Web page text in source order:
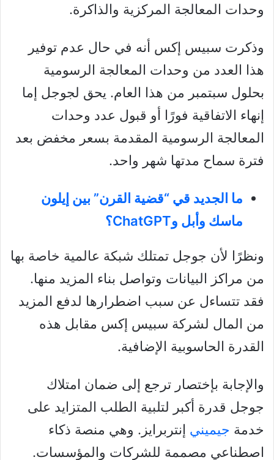
وحدات المعالجة المركزية والذاكرة.
وذكرت سبيس إكس أنه في حال عدم توفير
هذا العدد من وحدات المعالجة الرسومية
بحلول سبتمبر من هذا العام. يحق لجوجل إما
إنهاء الاتفاقية فورًا أو قبول عدد وحدات
المعالجة الرسومية المقدمة بسعر مخفض بعد
فترة سماح مدتها شهر واحد.
ما الجديد قي “قضية القرن” بين إيلون
ماسك وأبل وChatGPT؟
ونظرًا لأن جوجل تمتلك شبكة عالمية خاصة بها
من مراكز البيانات وتواصل بناء المزيد منها.
فقد تتساءل عن سبب اضطرارها لدفع المزيد
من المال لشركة سبيس إكس مقابل هذه
القدرة الحاسوبية الإضافية.
والإجابة بإختصار ترجع إلى ضمان امتلاك
جوجل قدرة أكبر لتلبية الطلب المتزايد على
خدمة جيميني إنتربرايز. وهي منصة ذكاء
اصطناعي مصممة للشركات والمؤسسات.